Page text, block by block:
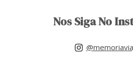
Nos Siga No